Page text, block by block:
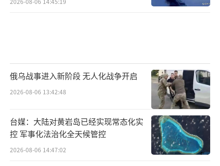
俄乌战事进入新阶段 无人化战争开启
2026-08-06 13:42:48
台媒：大陆对黄岩岛已经实现常态化实
控 军事化法治化全天候管控
2026-08-06 14:47:02